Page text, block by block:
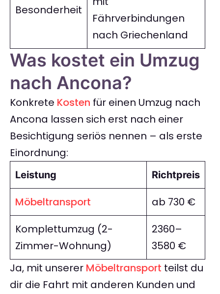
Besonderheit
Fährverbindungen
nach Griechenland
Was kostet ein Umzug
nach Ancona?
Konkrete Kosten für einen Umzug nach
Ancona lassen sich erst nach einer
Besichtigung seriös nennen – als erste
Einordnung:
Leistung Richtpreis
Möbeltransport
ab 730 €
Komplettumzug (2-
Zimmer-Wohnung)
2360–
3580 €
Ja, mit unserer Möbeltransport teilst du
dir die Fahrt mit anderen Kunden und